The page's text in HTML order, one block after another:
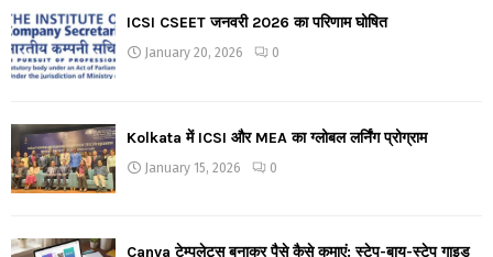
ICSI CSEET जनवरी 2026 का परिणाम घोषित
January 20, 2026 0
Kolkata में ICSI और MEA का ग्लोबल लर्निंग प्रोग्राम
January 15, 2026 0
Canva टेम्पलेट्स बनाकर पैसे कैसे कमाएं: स्टेप-बाय-स्टेप गाइड